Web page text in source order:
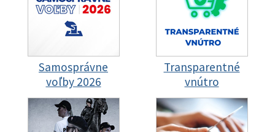
Samosprávne
voľby 2026
Transparentné
vnútro